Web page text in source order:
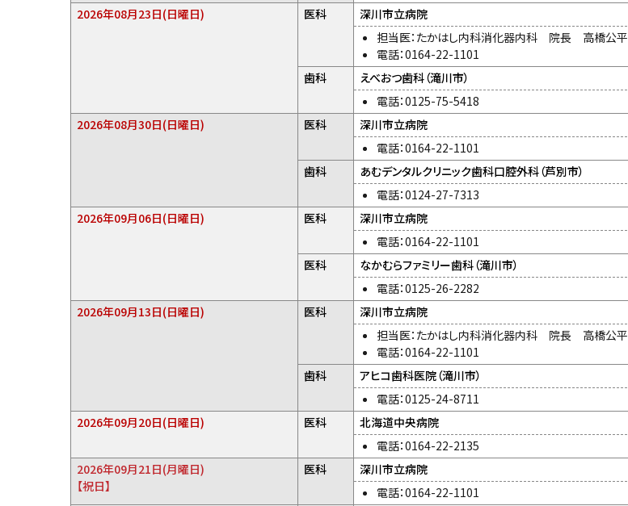
2026年08月23日(日曜日)
医科
深川市立病院
担当医：たかはし内科消化器内科 院長 高橋公平
電話：0164-22-1101
歯科
えべおつ歯科（滝川市）
電話：0125-75-5418
2026年08月30日(日曜日)
医科
深川市立病院
電話：0164-22-1101
歯科
あむデンタルクリニック歯科口腔外科（芦別市）
電話：0124-27-7313
2026年09月06日(日曜日)
医科
深川市立病院
電話：0164-22-1101
医科
なかむらファミリー歯科（滝川市）
電話：0125-26-2282
2026年09月13日(日曜日)
医科
深川市立病院
担当医：たかはし内科消化器内科 院長 高橋公平
電話：0164-22-1101
歯科
アヒコ歯科医院（滝川市）
電話：0125-24-8711
2026年09月20日(日曜日)
医科
北海道中央病院
電話：0164-22-2135
2026年09月21日(月曜日)
【祝日】
医科
深川市立病院
電話：0164-22-1101